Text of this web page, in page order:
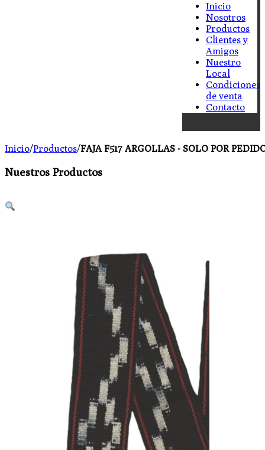
Inicio
Nosotros
Productos
Clientes y
Amigos
Nuestro
Local
Condiciones
de venta
Contacto
Inicio/Productos/FAJA F517 ARGOLLAS - SOLO POR
Nuestros Productos